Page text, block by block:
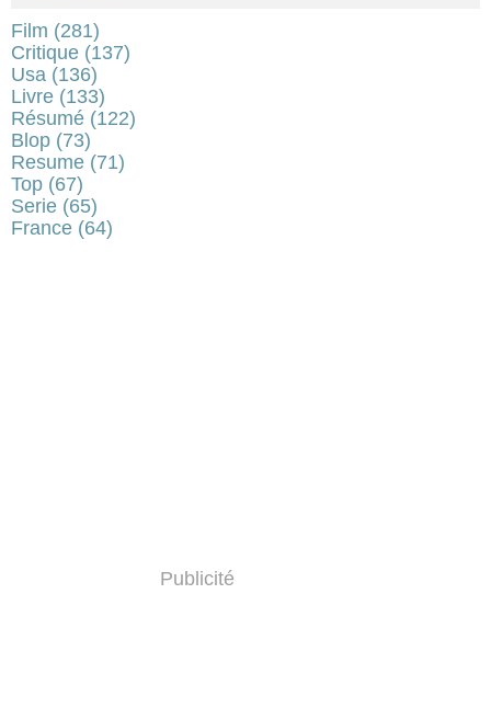
Film (281)
Critique (137)
Usa (136)
Livre (133)
Résumé (122)
Blop (73)
Resume (71)
Top (67)
Serie (65)
France (64)
Publicité